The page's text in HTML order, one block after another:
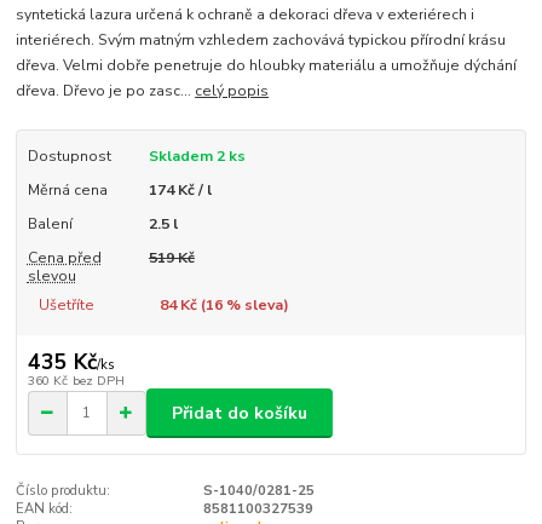
syntetická lazura určená k ochraně a dekoraci dřeva v exteriérech i
interiérech. Svým matným vzhledem zachovává typickou přírodní krásu
dřeva. Velmi dobře penetruje do hloubky materiálu a umožňuje dýchání
dřeva. Dřevo je po zasc... celý popis
Dostupnost
Skladem 2 ks
Měrná cena
174 Kč / l
Balení
2.5 l
Cena před
slevou
519 Kč
Ušetříte 84 Kč (16% sleva)
435 Kč/ks
360 Kč bez DPH
Přidat do košíku
Číslo produktu:
S-1040/0281-25
EAN kód:
8581100327539